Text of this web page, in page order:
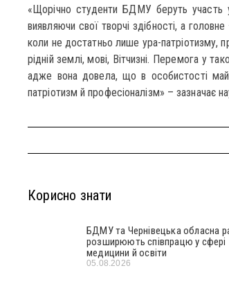
«Щорічно студенти БДМУ беруть участь у
виявляючи свої творчі здібності, а
коли не достатньо лише ура-патріотизму,
рідній землі, мові, Вітчизні. Перемога у
адже вона довела, що в особистості
патріотизм й професіоналізм» – зазначає
Корисно знати
БДМУ та Чернівецька обласна
розширюють співпрацю у сфері
медицини й освіти
05.08.2026